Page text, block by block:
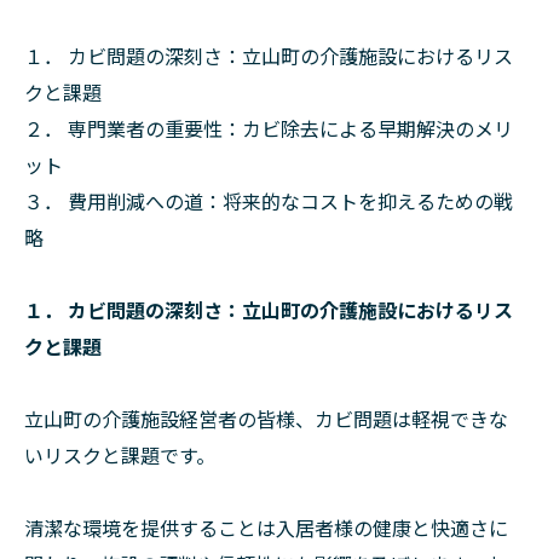
１． カビ問題の深刻さ：立山町の介護施設におけるリス
クと課題
２． 専門業者の重要性：カビ除去による早期解決のメリ
ット
３． 費用削減への道：将来的なコストを抑えるための戦
略
１． カビ問題の深刻さ：立山町の介護施設におけるリス
クと課題
立山町の介護施設経営者の皆様、カビ問題は軽視できな
いリスクと課題です。
清潔な環境を提供することは入居者様の健康と快適さに